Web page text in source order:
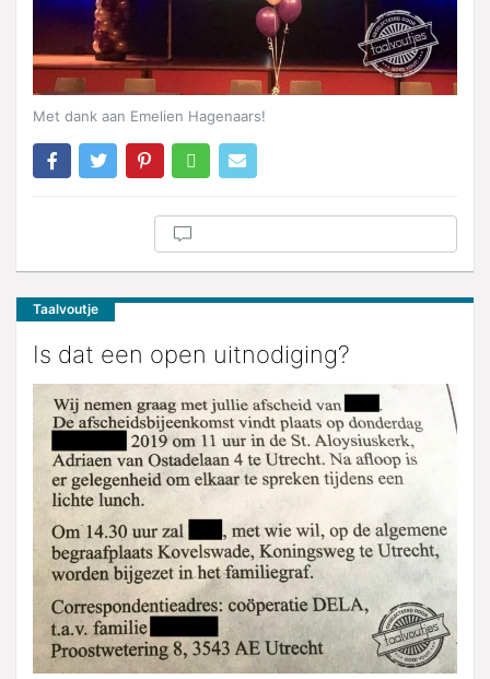
Met dank aan Emelien Hagenaars!
Taalvoutje
Is dat een open uitnodiging?